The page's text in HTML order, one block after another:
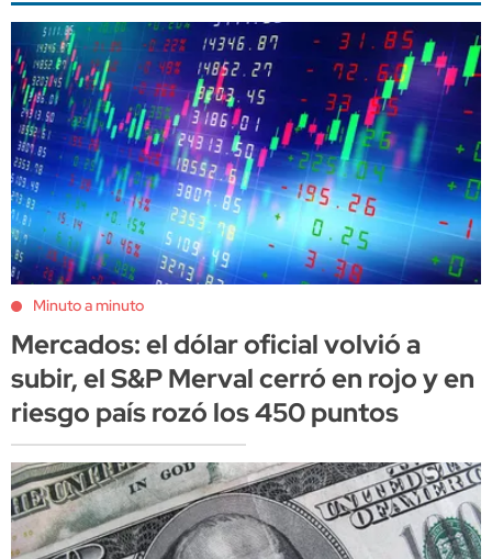
Minuto a minuto
Mercados: el dólar oficial volvió a
subir, el S&P Merval cerró en rojo y en
riesgo país rozó los 450 puntos